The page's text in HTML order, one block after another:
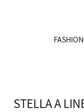
FASHION
STELLA A